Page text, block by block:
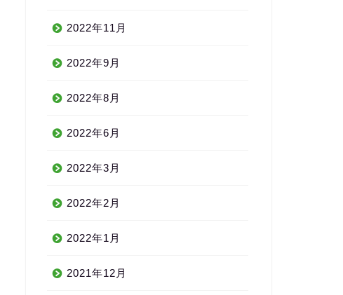
2022年11月
2022年9月
2022年8月
2022年6月
2022年3月
2022年2月
2022年1月
2021年12月